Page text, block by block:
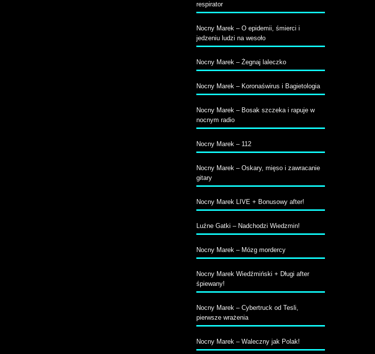
respirator
Nocny Marek – O epidemii, śmierci i
jedzeniu ludzi na wesoło
Nocny Marek – Żegnaj laleczko
Nocny Marek – Koronaświrus i Bagietologia
Nocny Marek – Bosak szczeka i rapuje w
nocnym radio
Nocny Marek – 112
Nocny Marek – Oskary, mięso i zawracanie
gitary
Nocny Marek LIVE + Bonusowy after!
Luźne Gatki – Nadchodzi Wiedzmin!
Nocny Marek – Mózg mordercy
Nocny Marek Wiedźmiński + Długi after
śpiewany!
Nocny Marek – Cybertruck od Tesli,
pierwsze wrażenia
Nocny Marek – Waleczny jak Polak!